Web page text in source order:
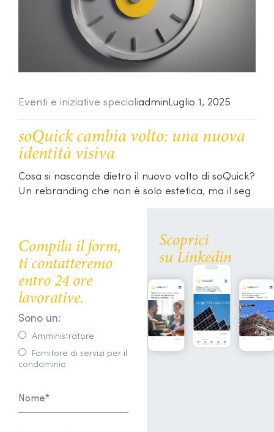
Eventi e iniziative specialiadmin Luglio 1, 2025
soQuick cambia volto: una nuova
identità visiva
Cosa si nasconde dietro il nuovo volto di soQuick?
Un rebranding che non è solo estetica, ma il seg
Compila il form,
ti contatteremo
entro 24 ore
lavorative.
Sono un:
Amministratore
Fornitore di servizi per il
condominio
Scoprici
su Linkedin